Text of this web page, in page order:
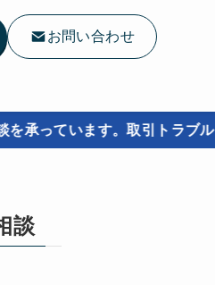
お問い合わせ
ます。取引トラブルを未然
談